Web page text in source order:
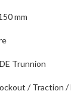
mm
Trunnion
/ Traction /